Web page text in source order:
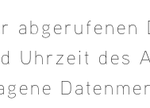
abgerufenen
Uhrzeit des